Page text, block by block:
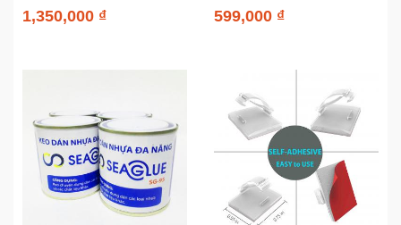
1,350,000 ₫ 599,000 ₫